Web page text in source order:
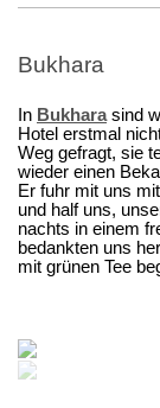
Bukhara
In Bukharasind
Hotel erstmal
Weg gefragt, sie
wieder einen
Er fuhr mit uns
und half uns,
nachts in einem
bedankten uns
mit grünen Tee